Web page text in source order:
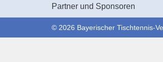
Partner und Sponsoren
© 2026 Bayerischer Tischtennis-